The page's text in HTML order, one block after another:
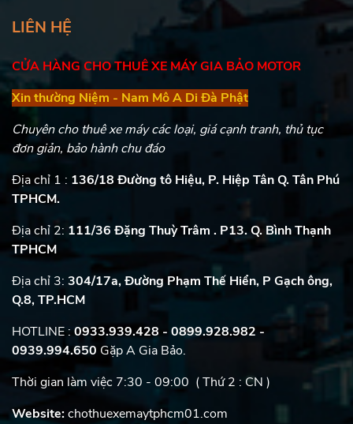
LIÊN HỆ
CỬA HÀNG CHO THUÊ XE MÁY GIA BẢO MOTOR
Xin thường Niệm - Nam Mô A Di Đà Phật
Chuyên cho thuê xe máy các loại, giá cạnh tranh, thủ tục
đơn giản, bảo hành chu đáo
Địa chỉ 1 : 136/18 Đường tô Hiệu, P. Hiệp Tân Q. Tân Phú
TPHCM.
Địa chỉ 2: 111/36 Đặng Thuỳ Trâm . P13. Q. Bình Thạnh
TPHCM
Địa chỉ 3: 304/17a, Đường Phạm Thế Hiển, P Gạch ông,
Q.8, TP.HCM
HOTLINE : 0933.939.428 - 0899.928.982 -
0939.994.650 Gặp A Gia Bảo.
Thời gian làm việc 7:30 - 09:00 ( Thứ 2 : CN )
Website:chothuexemaytphcm01.com